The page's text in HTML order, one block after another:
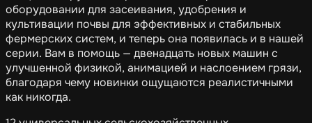
оборудовании для засеивания, удобрения и
культивации почвы для эффективных и стабильных
фермерских систем, и теперь она появилась и в нашей
серии. Вам в помощь — двенадцать новых машин с
улучшенной физикой, анимацией и наслоением грязи,
благодаря чему новинки ощущаются реалистичными
как никогда.